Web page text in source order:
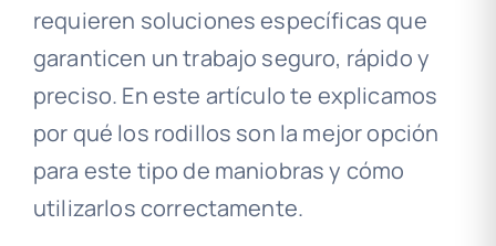
requieren soluciones específicas que
garanticen un trabajo seguro, rápido y
preciso. En este artículo te explicamos
por qué los rodillos son la mejor opción
para este tipo de maniobras y cómo
utilizarlos correctamente.